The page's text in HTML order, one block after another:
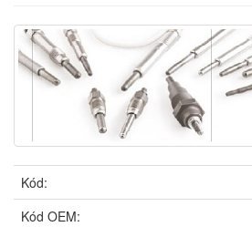
Kód:
Kód OEM: